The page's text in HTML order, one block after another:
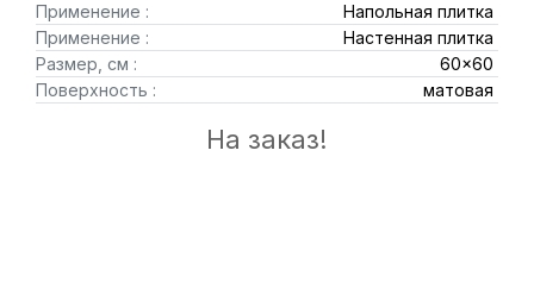
Применение :
Напольная плитка
Применение :
Настенная плитка
Размер, см :
60x60
Поверхность :
матовая
На заказ!